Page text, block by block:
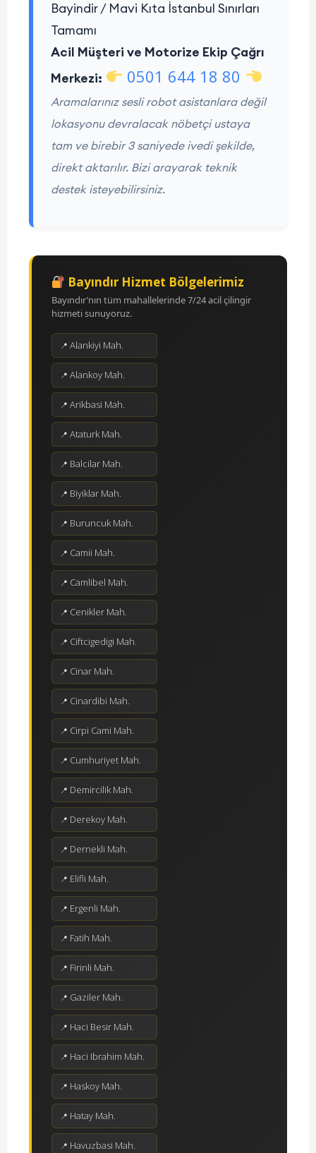
Bayindir / Mavi Kıta İstanbul Sınırları
Tamamı
Acil Müşteri ve Motorize Ekip Çağrı
Merkezi:
0501 644 18 80
Aramalarınız sesli robot asistanlara değil
lokasyonu devralacak nöbetçi ustaya
tam ve birebir 3 saniyede ivedi şekilde,
direkt aktarılır. Bizi arayarak teknik
destek isteyebilirsiniz.
Bayındır Hizmet Bölgelerimiz
Bayındır’nın tüm mahallelerinde 7/24 acil çilingir
hizmeti sunuyoruz.
Alankiyi Mah.
Alankoy Mah.
Arikbasi Mah.
Ataturk Mah.
Balcilar Mah.
Biyiklar Mah.
Buruncuk Mah.
Camii Mah.
Camlibel Mah.
Cenikler Mah.
Ciftcigedigi Mah.
Cinar Mah.
Cinardibi Mah.
Cirpi Cami Mah.
Cumhuriyet Mah.
Demircilik Mah.
Derekoy Mah.
Dernekli Mah.
Elifli Mah.
Ergenli Mah.
Fatih Mah.
Firinli Mah.
Gaziler Mah.
Haci Besir Mah.
Haci Ibrahim Mah.
Haskoy Mah.
Hatay Mah.
Havuzbasi Mah.